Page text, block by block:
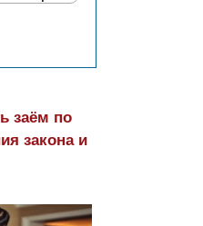
заём по
закона и